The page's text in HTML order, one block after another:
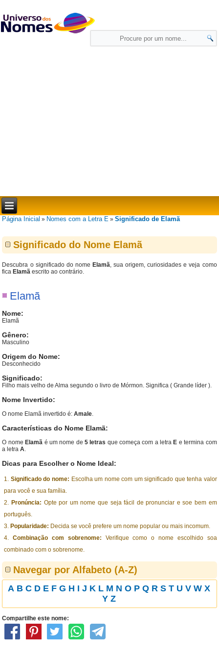
Página Inicial » Nomes com a Letra E »Significado de Elamã
Significado do Nome Elamã
Descubra o significado do nome Elamã, sua origem, curiosidades e veja como
fica Elamã escrito ao contrário.
Elamã
Nome:
Elamã
Gênero:
Masculino
Origem do Nome:
Desconhecido
Significado:
Filho mais velho de Alma segundo o livro de Mórmon. Significa ( Grande líder ).
Nome Invertido:
O nome Elamã invertido é:Amale.
Características do Nome Elamã:
O nome Elamã é um nome de 5 letras que começa com a letra E e termina com
a letraA.
Dicas para Escolher o Nome Ideal:
Significado do nome: Escolha um nome com um significado que tenha valor
para você e sua família.
Pronúncia: Opte por um nome que seja fácil de pronunciar e soe bem em
português.
Popularidade: Decida se você prefere um nome popular ou mais incomum.
Combinação com sobrenome: Verifique como o nome escolhido soa
combinado com o sobrenome.
Navegar por Alfabeto (A-Z)
A B C D E F G H I J K L M N O P Q R S T U V W X
Y Z
Compartilhe este nome: